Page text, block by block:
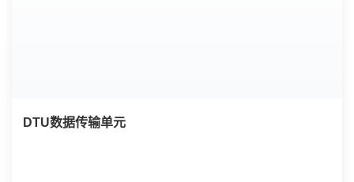
DTU数据传输单元